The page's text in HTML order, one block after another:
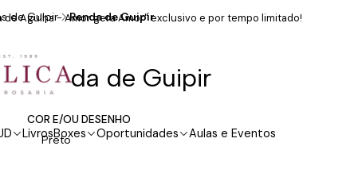
LivrosBoxes Oportunidades Aulas e Eventos
Agulha - Amor gera Amor" exclusivo e por tempo limitado!
de Guipir Renda de Guipir
Renda de Guipir
COR E/OU DESENHO
Preto